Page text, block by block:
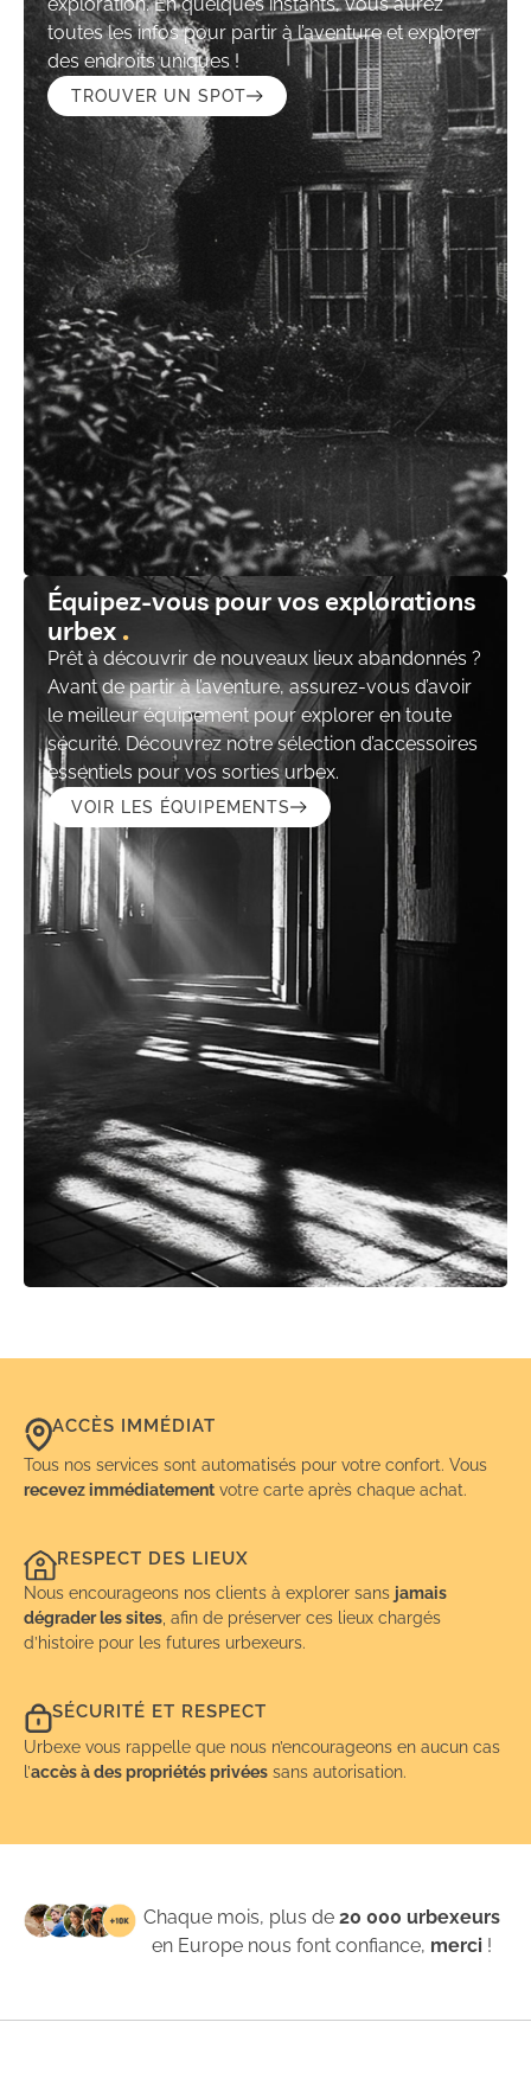
toutes les infos pour partir à l’aventure et explorer
des endroits uniques !
TROUVER UN SPOT
Équipez-vous pour vos explorations
urbex
Prêt à découvrir de nouveaux lieux abandonnés ?
Avant de partir à l’aventure, assurez-vous d’avoir
le meilleur équipement pour explorer en toute
sécurité. Découvrez notre sélection d’accessoires
essentiels pour vos sorties urbex.
VOIR LES ÉQUIPEMENTS
ACCÈS IMMÉDIAT
Tous nos services sont automatisés pour votre confort. Vous
recevez immédiatement votre carte après chaque achat.
RESPECT DES LIEUX
Nous encourageons nos clients à explorer sans jamais
dégrader les sites , afin de préserver ces lieux chargés
d’histoire pour les futures urbexeurs.
SÉCURITÉ ET RESPECT
Urbexe vous rappelle que nous n’encourageons en aucun cas
l’accès à des propriétés privées sans autorisation.
Chaque mois, plus de20 000 urbexeurs
en Europe nous font confiance, merci !